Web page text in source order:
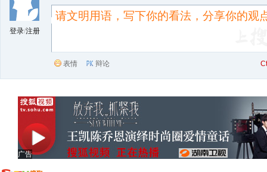
登录/注册
表情 辩论
广告